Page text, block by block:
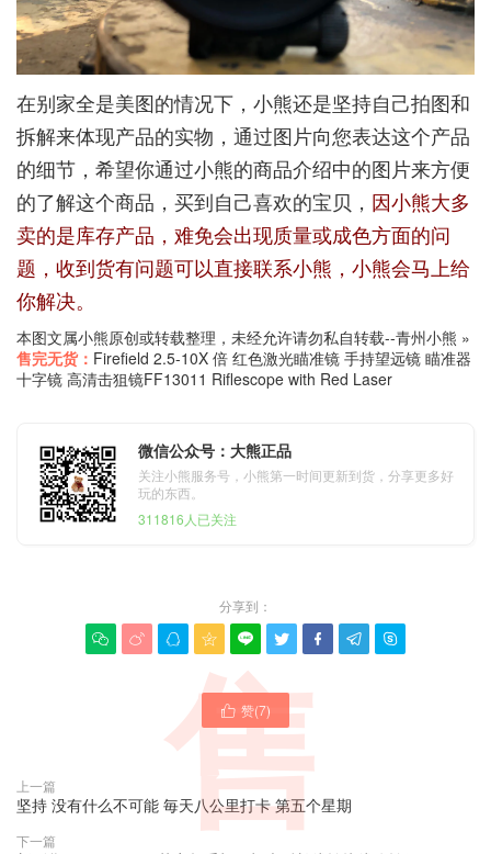
在别家全是美图的情况下，小熊还是坚持自己拍图和
拆解来体现产品的实物，通过图片向您表达这个产品
的细节，希望你通过小熊的商品介绍中的图片来方便
的了解这个商品，买到自己喜欢的宝贝， 因小熊大多
卖的是库存产品，难免会出现质量或成色方面的问
题，收到货有问题可以直接联系小熊，小熊会马上给
你解决。
本图文属小熊原创或转载整理，未经允许请勿私自转载--青州小熊 »
售完无货： Firefield 2.5-10X 倍 红色激光瞄准镜 手持望远镜 瞄准器
十字镜 高清击狙镜FF13011 Riflescope with Red Laser
微信公众号：大熊正品
关注小熊服务号，小熊第一时间更新到货，分享更多好
玩的东西。
311816人已关注
分享到：
        
 赞(7)
上一篇
坚持 没有什么不可能 毎天八公里打卡 第五个星期
下一篇 售